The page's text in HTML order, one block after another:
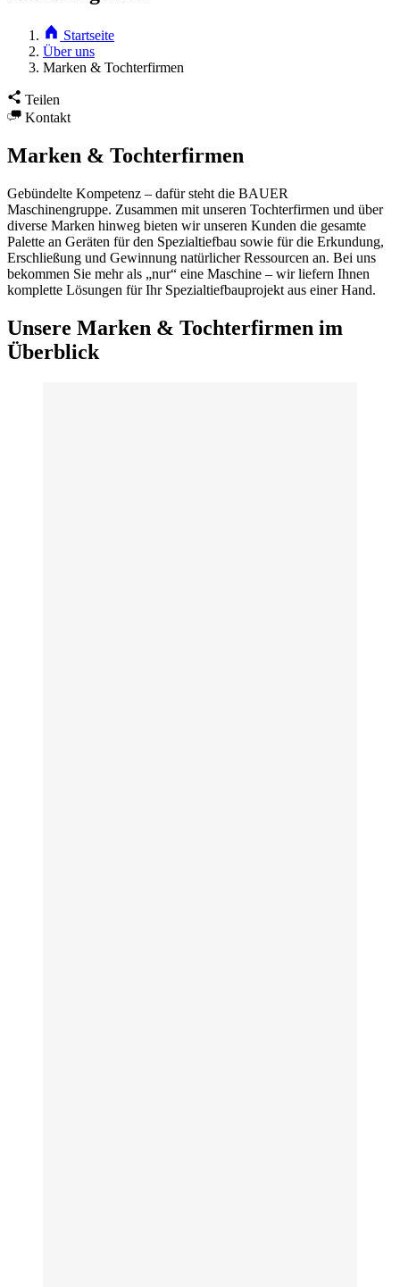
Startseite
Über uns
Marken & Tochterfirmen
Teilen
Kontakt
Marken & Tochterfirmen
Gebündelte Kompetenz – dafür steht die BAUER
Maschinengruppe. Zusammen mit unseren Tochterfirmen und über
diverse Marken hinweg bieten wir unseren Kunden die gesamte
Palette an Geräten für den Spezialtiefbau sowie für die Erkundung,
Erschließung und Gewinnung natürlicher Ressourcen an. Bei uns
bekommen Sie mehr als „nur“ eine Maschine – wir liefern Ihnen
komplette Lösungen für Ihr Spezialtiefbauprojekt aus einer Hand.
Unsere Marken & Tochterfirmen im
Überblick